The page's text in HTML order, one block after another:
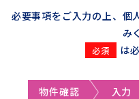
必要事項をご入力の上、個
み
は
物件確認 入力